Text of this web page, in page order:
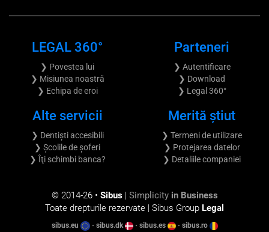
LEGAL 360°
❯ Povestea lui
❯ Misiunea noastră
❯ Echipa de eroi
Parteneri
❯ Autentificare
❯ Download
❯ Legal 360°
Alte servicii
❯ Dentiști accesibili
❯ Școlile de șoferi
❯ Îţi schimbi banca?
Merită știut
❯ Termeni de utilizare
❯ Protejarea datelor
❯ Detaliile companiei
© 2014-26 • Sibus| Simplicity in Business
Toate drepturile rezervate | Sibus Group Legal
sibus.eu • sibus.dk • sibus.es • sibus.ro